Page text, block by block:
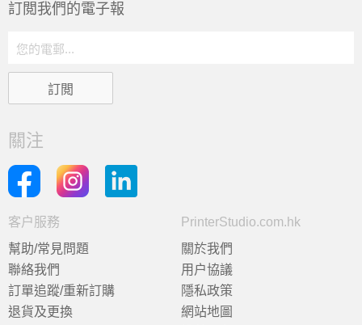
訂閲我們的電子報
關注
客户服務
幫助/常見問題
聯絡我們
訂單追蹤/重新訂購
退貨及更換
PrinterStudio.com.hk
關於我們
用户協議
隱私政策
網站地圖